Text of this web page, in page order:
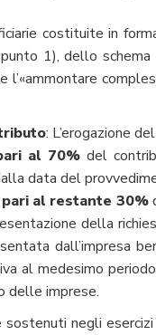
costituite in
1), dello
: L’erogazione
al 70% del
data del
al restante 30%
della
dall’impresa
al medesimo
delle imprese.
negli